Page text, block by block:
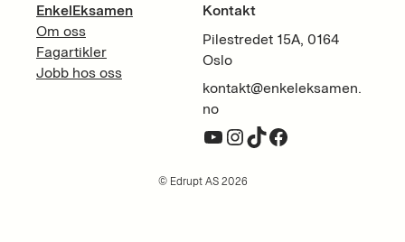
EnkelEksamen
Om oss
Fagartikler
Jobb hos oss
Kontakt
Pilestredet 15A, 0164
Oslo
kontakt@enkeleksamen.
no
YouTube InstagramTikTok Facebook
© Edrupt AS 2026